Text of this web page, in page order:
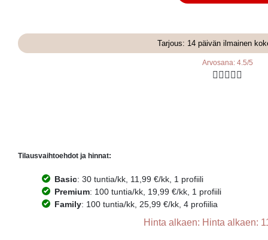
Tarjous: 14 päivän ilmainen
Arvosana: 4.5/5
    
Tilausvaihtoehdot ja hinnat:
Basic: 30 tuntia/kk, 11,99 €/kk, 1 profiili
Premium: 100 tuntia/kk, 19,99 €/kk, 1 profiili
Family: 100 tuntia/kk, 25,99 €/kk, 4 profiilia
Hinta alkaen: Hinta alkaen: